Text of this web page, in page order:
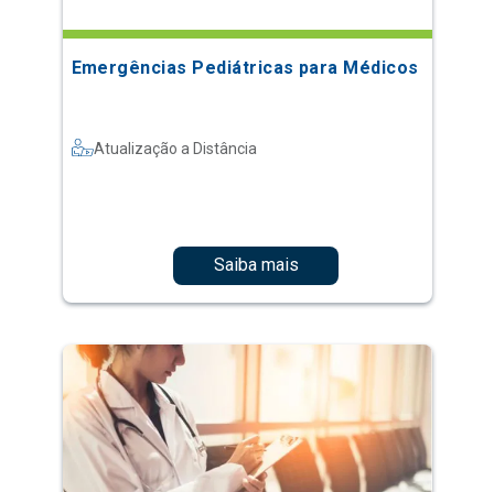
Emergências Pediátricas para Médicos
Atualização a Distância
Saiba mais